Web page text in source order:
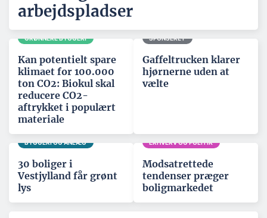
arbejdspladser
GRØNNERE BYGGERI
Kan potentielt spare
klimaet for 100.000
ton CO2: Biokul skal
reducere CO2-
aftrykket i populært
materiale
SPONSERET
Gaffeltrucken klarer
hjørnerne uden at
vælte
BYGGERI OG ANLÆG
30 boliger i
Vestjylland får grønt
lys
ERHVERV OG POLITIK
Modsatrettede
tendenser præger
boligmarkedet